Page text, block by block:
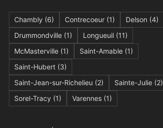
Chambly (6) Contrecoeur(1) Delson (4)
Drummondville(1) Longueuil(11)
McMasterville(1) Saint-Amable(1)
Saint-Hubert(3)
Saint-Jean-sur-Richelieu (2) Sainte-Julie(2)
Sorel-Tracy (1) Varennes(1)